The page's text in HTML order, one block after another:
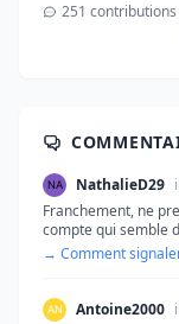
251 contributions
NathalieD29
Franchement, ne
compte qui semble
→ Comment
Antoine2000